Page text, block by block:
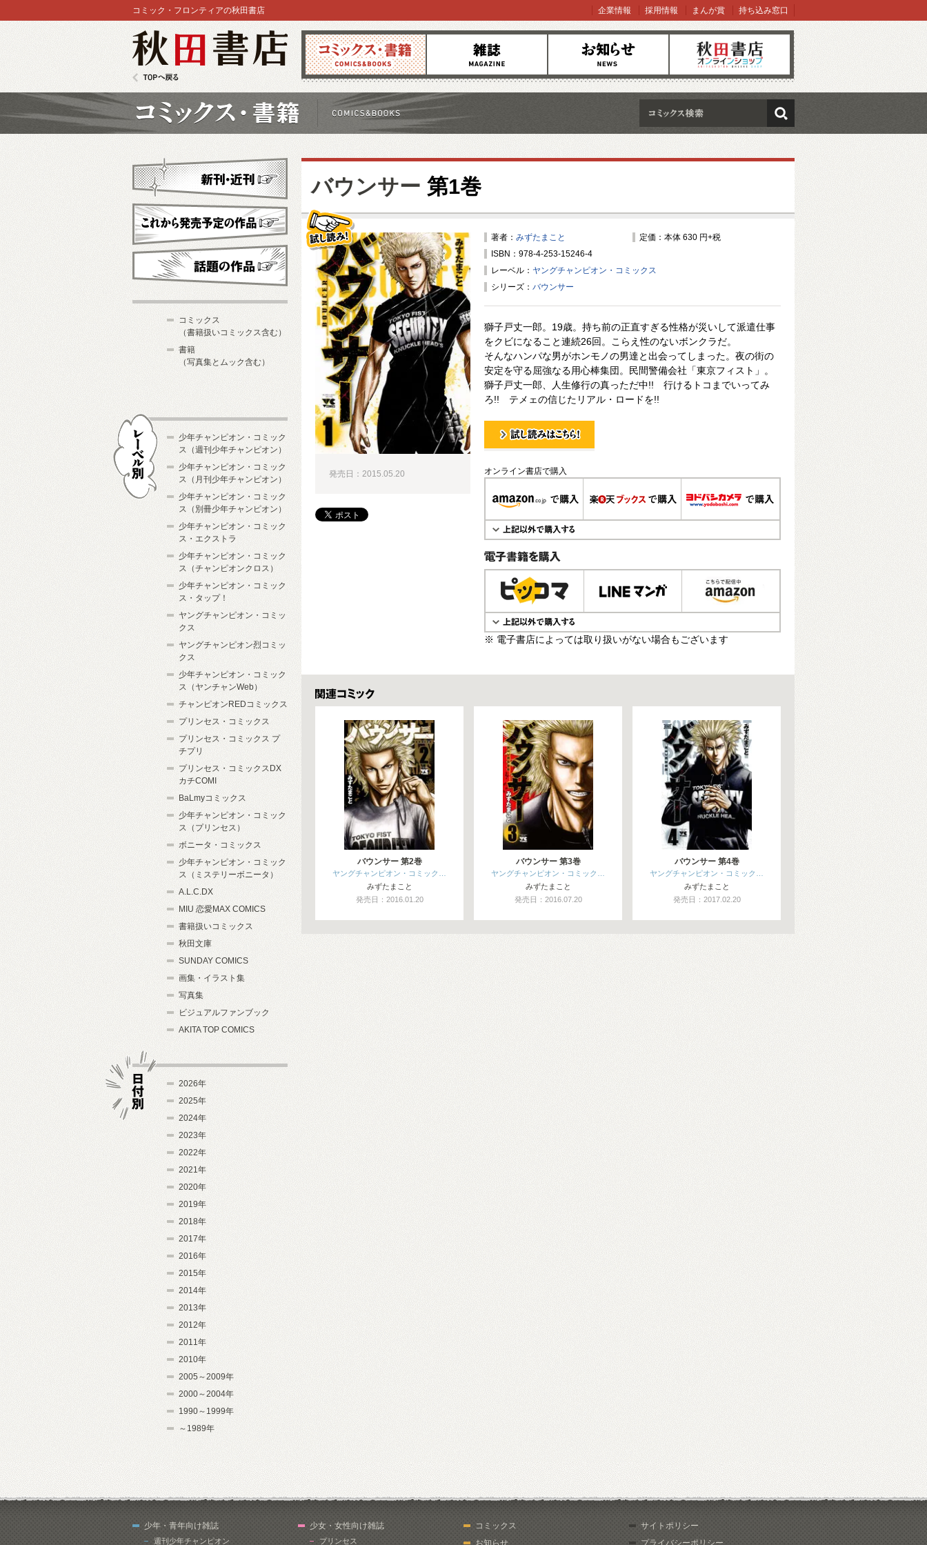
コミックス 雑誌 お知らせ オンラインショップ
コミック・フロンティアの秋田書店 企業情報 採用情報 まんが賞 持ち込み窓口
検索
バウンサー 第1巻
著者： みずたまこと
定価：本体 630 円+税
ISBN：978-4-253-15246-4
レーベル： ヤングチャンピオン・コミックス
シリーズ： バウンサー
獅子戸丈一郎。19歳。持ち前の正直すぎる性格が災いして派遣仕事
をクビになること連続26回。こらえ性のないボンクラだ。
そんなハンパな男がホンモノの男達と出会ってしまった。夜の街の
安定を守る屈強なる用心棒集団。民間警備会社「東京フィスト」。
獅子戸丈一郎、人生修行の真っただ中!! 行けるトコまでいってみ
ろ!! テメェの信じたリアル・ロードを!!
試し読み！
オンライン書店で購入
電子書籍で購入
※ 電子書店によっては取り扱いがない場合もございます
発売日：2015.05.20
関連コミックス
バウンサー 第2巻
ヤングチャンピオン・コミック…
みずたまこと
発売日：2016.01.20
バウンサー 第3巻
ヤングチャンピオン・コミック…
みずたまこと
発売日：2016.07.20
バウンサー 第4巻
ヤングチャンピオン・コミック…
みずたまこと
発売日：2017.02.20
新刊・近刊
これから発売予定
コミックス
（書籍扱いコミックス含む）
書籍
（写真集とムック含む）
少年チャンピオン・コミック
ス（週刊少年チャンピオン）
少年チャンピオン・コミック
ス（月刊少年チャンピオン）
少年チャンピオン・コミック
ス（別冊少年チャンピオン）
少年チャンピオン・コミック
ス・エクストラ
少年チャンピオン・コミック
ス（チャンピオンクロス）
少年チャンピオン・コミック
ス・タップ！
ヤングチャンピオン・コミッ
クス
ヤングチャンピオン烈コミッ
クス
少年チャンピオン・コミック
ス（ヤンチャンWeb）
チャンピオンREDコミックス
プリンセス・コミックス
プリンセス・コミックス プ
チプリ
プリンセス・コミックスDX
カチCOMI
BaLmyコミックス
少年チャンピオン・コミック
ス（プリンセス）
ボニータ・コミックス
少年チャンピオン・コミック
ス（ミステリーボニータ）
A.L.C.DX
MIU 恋愛MAX COMICS
書籍扱いコミックス
秋田文庫
SUNDAY COMICS
画集・イラスト集
写真集
ビジュアルファンブック
AKITA TOP COMICS
2026年
2025年
2024年
2023年
2022年
2021年
2020年
2019年
2018年
2017年
2016年
2015年
2014年
2013年
2012年
2011年
2010年
2005～2009年
2000～2004年
1990～1999年
～1989年
少年・青年向け雑誌
週刊少年チャンピオン
少女・女性向け雑誌
プリンセス
コミックス
お知らせ
サイトポリシー
プライバシーポリシー